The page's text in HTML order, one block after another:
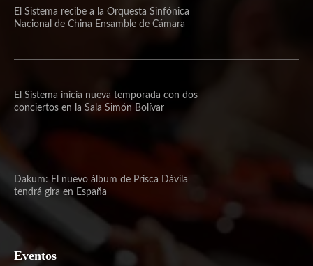
El Sistema recibe a la Orquesta Sinfónica
Nacional de China Ensamble de Cámara
El Sistema inicia nueva temporada con dos
conciertos en la Sala Simón Bolívar
Dakum: El nuevo álbum de Prisca Dávila
tendrá gira en España
Eventos